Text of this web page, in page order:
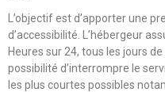
L’objectif est d’apporter une
d’accessibilité. L’hébergeur
Heures sur 24, tous les jours
possibilité d’interrompre le
les plus courtes possibles